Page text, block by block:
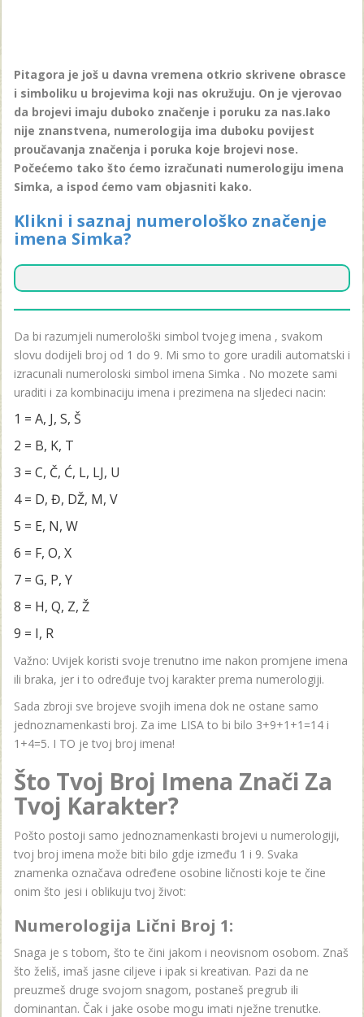
Pitagora je još u davna vremena otkrio skrivene obrasce
i simboliku u brojevima koji nas okružuju. On je vjerovao
da brojevi imaju duboko značenje i poruku za nas.Iako
nije znanstvena, numerologija ima duboku povijest
proučavanja značenja i poruka koje brojevi nose.
Počećemo tako što ćemo izračunati numerologiju imena
Simka, a ispod ćemo vam objasniti kako.
Klikni i saznaj numerološko značenje
imena Simka?
Da bi razumjeli numerološki simbol tvojeg imena , svakom
slovu dodijeli broj od 1 do 9. Mi smo to gore uradili automatski i
izracunali numeroloski simbol imena Simka . No mozete sami
uraditi i za kombinaciju imena i prezimena na sljedeci nacin:
1 = A, J, S, Š
2 = B, K, T
3 = C, Č, Ć, L, LJ, U
4 = D, Đ, DŽ, M, V
5 = E, N, W
6 = F, O, X
7 = G, P, Y
8 = H, Q, Z, Ž
9 = I, R
Važno: Uvijek koristi svoje trenutno ime nakon promjene imena
ili braka, jer i to određuje tvoj karakter prema numerologiji.
Sada zbroji sve brojeve svojih imena dok ne ostane samo
jednoznamenkasti broj. Za ime LISA to bi bilo 3+9+1+1=14 i
1+4=5. I TO je tvoj broj imena!
Što Tvoj Broj Imena Znači Za
Tvoj Karakter?
Pošto postoji samo jednoznamenkasti brojevi u numerologiji,
tvoj broj imena može biti bilo gdje između 1 i 9. Svaka
znamenka označava određene osobine ličnosti koje te čine
onim što jesi i oblikuju tvoj život:
Numerologija Lični Broj 1:
Snaga je s tobom, što te čini jakom i neovisnom osobom. Znaš
što želiš, imaš jasne ciljeve i ipak si kreativan. Pazi da ne
preuzmeš druge svojom snagom, postaneš pregrub ili
dominantan. Čak i jake osobe mogu imati nježne trenutke.